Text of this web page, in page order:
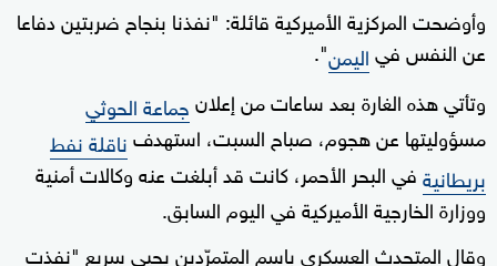
وأوضحت المركزية الأميركية قائلة: "نفذنا بنجاح ضربتين دفاعا
عن النفس فياليمن".
وتأتي هذه الغارة بعد ساعات من إعلانجماعة الحوثي
مسؤوليتها عن هجوم، صباح السبت، استهدفناقلة نفط
بريطانيةفي البحر الأحمر، كانت قد أبلغت عنه وكالات أمنية
ووزارة الخارجية الأميركية في اليوم السابق.
وقال المتحدث العسكري باسم المتمرّدين يحيى سريع "نفذتِ